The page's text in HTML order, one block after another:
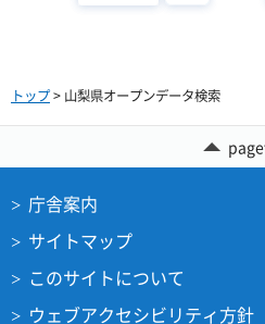
トップ> 山梨県オープンデータ検索
庁舎案内
サイトマップ
このサイトについて
ウェブアクセシビリティ方針